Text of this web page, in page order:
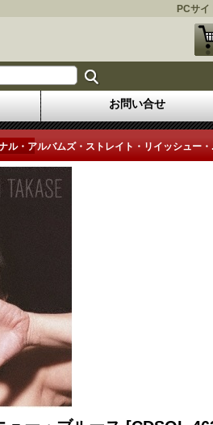
PCサイ
お問い合せ
・アルバムズ・ストレイト・リイッシュー・